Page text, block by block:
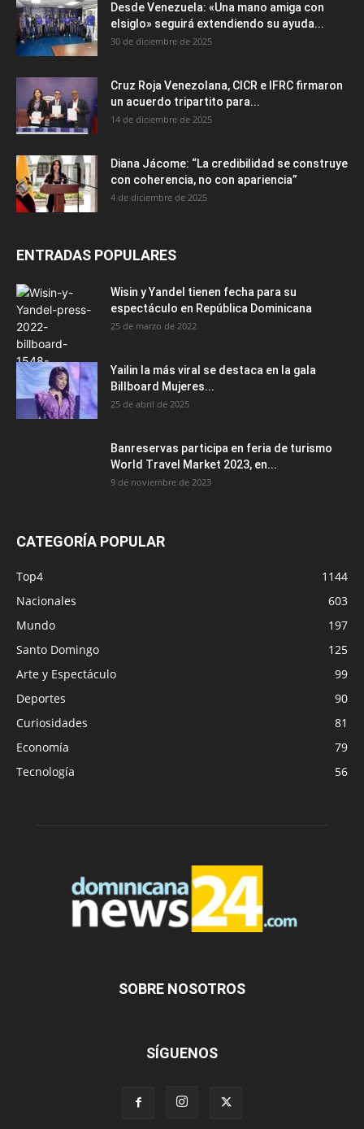
Desde Venezuela: «Una mano amiga con
elsiglo» seguirá extendiendo su ayuda...
30 de diciembre de 2025
Cruz Roja Venezolana, CICR e IFRC firmaron
un acuerdo tripartito para...
14 de diciembre de 2025
Diana Jácome: “La credibilidad se construye
con coherencia, no con apariencia”
4 de diciembre de 2025
ENTRADAS POPULARES
Wisin y Yandel tienen fecha para su
espectáculo en República Dominicana
25 de marzo de 2022
Yailin la más viral se destaca en la gala
Billboard Mujeres...
25 de abril de 2025
Banreservas participa en feria de turismo
World Travel Market 2023, en...
9 de noviembre de 2023
CATEGORÍA POPULAR
Top4
1144
Nacionales
603
Mundo
197
Santo Domingo
125
Arte y Espectáculo
99
Deportes
90
Curiosidades
81
Economía
79
Tecnología
56
SOBRE NOSOTROS
SÍGUENOS